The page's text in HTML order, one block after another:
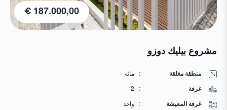
187.000,00 €
مشروع بيليك دوزو
منطقة مغلقة : مائة
غرفة :
2
غرفة المعيشة : واحد